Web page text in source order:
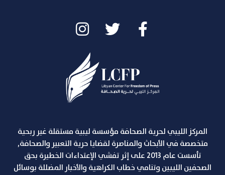
المركز الليبي لحرية الصحافة مؤسسة ليبية مستقلة غير ربحية
متخصصة في الأبحاث والمناصرة لقضايا حرية التعبير والصحافة,
تأسست عام 2013 على إثر تفشي الإعتداءات الخطيرة بحق
الصحفين الليبين وتنامي خطاب الكراهية والأخبار المضللة بوسائل